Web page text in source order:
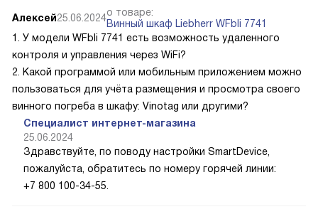
Алексей25.06.2024о товаре:
Винный шкаф Liebherr WFbli 7741
1. У модели WFbli 7741 есть возможность удаленного
контроля и управления через WiFi?
2. Какой программой или мобильным приложением можно
пользоваться для учёта размещения и просмотра своего
винного погреба в шкафу: Vinotag или другими?
Специалист интернет-магазина
25.06.2024
Здравствуйте, по поводу настройки SmartDevice,
пожалуйста, обратитесь по номеру горячей линии:
+7 800 100-34-55.